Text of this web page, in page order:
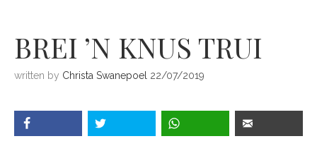
BREI ’N KNUS TRUI
written by Christa Swanepoel 22/07/2019